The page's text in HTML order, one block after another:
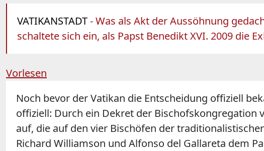
VATIKANSTADT- Was als Akt der Aussöhnung
schaltete sich ein, als Papst Benedikt XVI. 2009 die
Vorlesen
Noch bevor der Vatikan die Entscheidung offiziell
offiziell: Durch ein Dekret der Bischofskongregation
auf, die auf den vier Bischöfen der
Richard Williamson und Alfonso del Gallareta dem